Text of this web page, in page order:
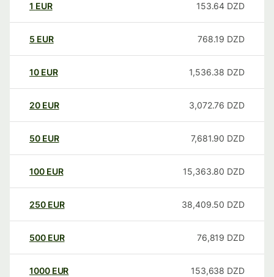
1 EUR 153.64 DZD
5 EUR 768.19 DZD
10 EUR 1,536.38 DZD
20 EUR 3,072.76 DZD
50 EUR 7,681.90 DZD
100 EUR 15,363.80 DZD
250 EUR 38,409.50 DZD
500 EUR 76,819 DZD
1000 EUR 153,638 DZD